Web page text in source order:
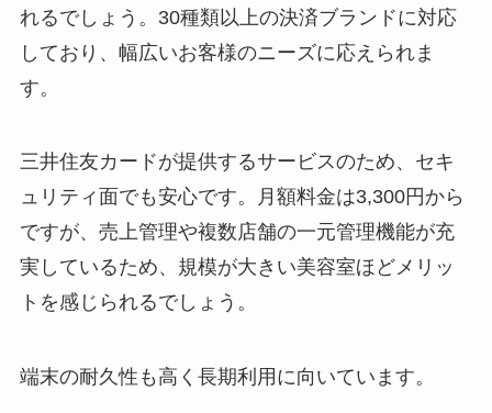
れるでしょう。30種類以上の決済ブランドに対応
しており、幅広いお客様のニーズに応えられま
す。
三井住友カードが提供するサービスのため、セキ
ュリティ面でも安心です。月額料金は3,300円から
ですが、売上管理や複数店舗の一元管理機能が充
実しているため、規模が大きい美容室ほどメリッ
トを感じられるでしょう。
端末の耐久性も高く長期利用に向いています。